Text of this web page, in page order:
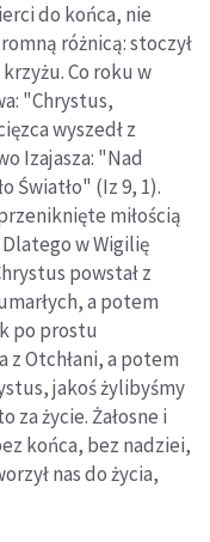
do końca, nie
różnicą: stoczył
Co roku w
"Chrystus,
wyszedł z
Izajasza: "Nad
Światło" (Iz 9, 1).
miłością
w Wigilię
powstał z
a potem
po prostu
z Otchłani, a potem
jakoś żylibyśmy
życie. Żałosne i
końca, bez nadziei,
nas do życia,